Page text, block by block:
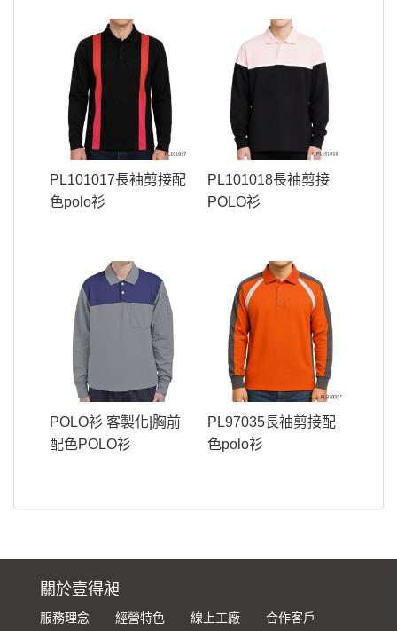
PL101017長袖剪接配
色polo衫
PL101018長袖剪接
POLO衫
POLO衫 客製化|胸前
配色POLO衫
PL97035長袖剪接配
色polo衫
關於壹得昶
服務理念 經營特色 線上工廠 合作客戶